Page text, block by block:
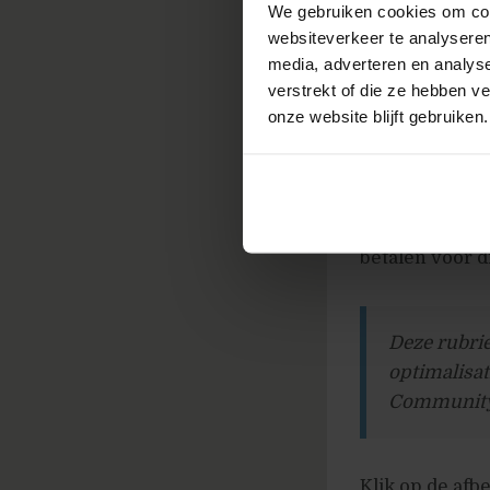
We gebruiken cookies om
websiteverkeer te
media, adverteren en
verstrekt of die ze hebben
onze website blijft gebruiken.
gevraagd
veiligheid en
tien procent
transactie.
kan worden
normale
betalen voor
Deze